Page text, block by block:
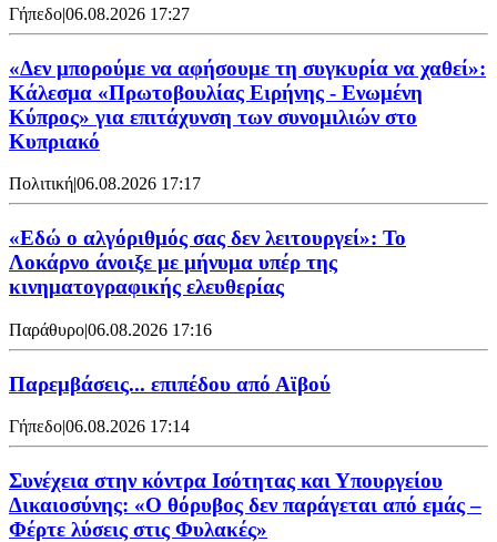
Γήπεδο|06.08.2026 17:27
«Δεν μπορούμε να αφήσουμε τη συγκυρία να χαθεί»:
Κάλεσμα «Πρωτοβουλίας Ειρήνης - Ενωμένη
Κύπρος» για επιτάχυνση των συνομιλιών στο
Κυπριακό
Πολιτική|06.08.2026 17:17
«Εδώ ο αλγόριθμός σας δεν λειτουργεί»: Το
Λοκάρνο άνοιξε με μήνυμα υπέρ της
κινηματογραφικής ελευθερίας
Παράθυρο|06.08.2026 17:16
Παρεμβάσεις... επιπέδου από Αϊβού
Γήπεδο|06.08.2026 17:14
Συνέχεια στην κόντρα Ισότητας και Υπουργείου
Δικαιοσύνης: «Ο θόρυβος δεν παράγεται από εμάς –
Φέρτε λύσεις στις Φυλακές»